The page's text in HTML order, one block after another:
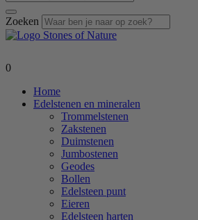
Zoeken
0
Home
Edelstenen en mineralen
Trommelstenen
Zakstenen
Duimstenen
Jumbostenen
Geodes
Bollen
Edelsteen punt
Eieren
Edelsteen harten